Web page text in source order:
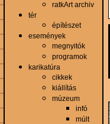
ratkArt archiv
tér
építészet
események
megnyitók
programok
karikatúra
cikkek
kiállítás
múzeum
infó
múlt